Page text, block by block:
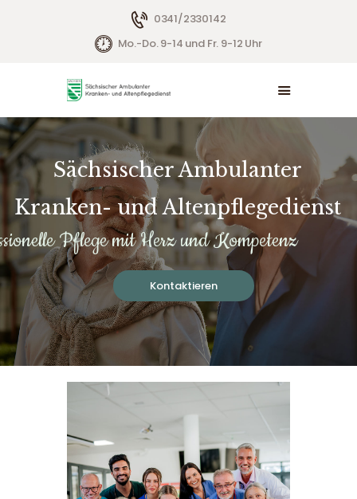
0341/2330142
Mo.-Do. 9-14 und Fr. 9-12 Uhr
BETREUTES WOHNEN
AMBULANTE PFLEGE
BERATUNGSZENTRUM
HAUSWIRTSCHAFT
JOBS
Sächsischer Ambulanter
Kranken- und Altenpflegedienst
Pflege mit Herz und Kompetenz
Kontaktieren